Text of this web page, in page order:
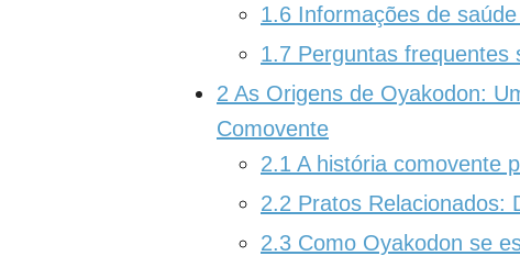
1.6 Informações de
1.7 Perguntas frequentes
2 As Origens de Oyakodon:
Comovente
2.1 A história comovente
2.2 Pratos Relacionados:
2.3 Como Oyakodon se